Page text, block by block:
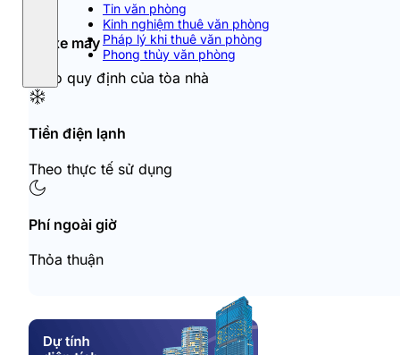
Tin văn phòng
Kinh nghiệm thuê văn phòng
Pháp lý khi thuê văn phòng
Phong thủy văn phòng
Đỗ xe máy
Theo quy định của tòa nhà
Tiền điện lạnh
Theo thực tế sử dụng
Phí ngoài giờ
Thỏa thuận